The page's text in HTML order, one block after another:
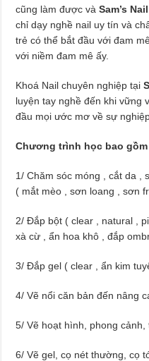
cũng làm được và Sam’s Nail
chỉ dạy nghề nail uy tín và
trẻ có thể bắt đầu với đam
với niềm đam mê ấy.
Khoá Nail chuyên nghiệp tại
luyện tay nghề đến khi vững
đầu mọi ước mơ về sự
Chương trình học bao gồm
1/ Chăm sóc móng , cắt da ,
( mắt mèo , sơn loang , sơn
2/ Đắp bột ( clear , natural ,
xà cừ , ẩn hoa khô , đắp
3/ Đắp gel ( clear , ẩn kim
4/ Vẽ nổi căn bản đến nâng
5/ Vẽ hoạt hình, phong
6/ Vẽ gel, cọ nét thường, cọ